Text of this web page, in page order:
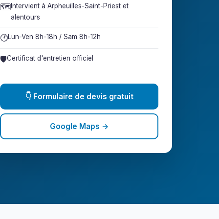
🗺️Intervient à Arpheuilles-Saint-Priest et
alentours
🕐Lun-Ven 8h-18h / Sam 8h-12h
🛡️Certificat d'entretien officiel
👇 Formulaire de devis gratuit
Google Maps →